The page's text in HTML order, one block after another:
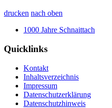
drucken nach oben
1000 Jahre Schnaittach
Quicklinks
Kontakt
Inhaltsverzeichnis
Impressum
Datenschutzerklärung
Datenschutzhinweis